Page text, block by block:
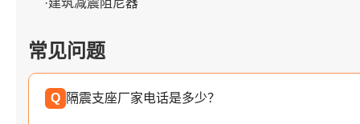
常见问题
Q 隔震支座厂家电话是多少？